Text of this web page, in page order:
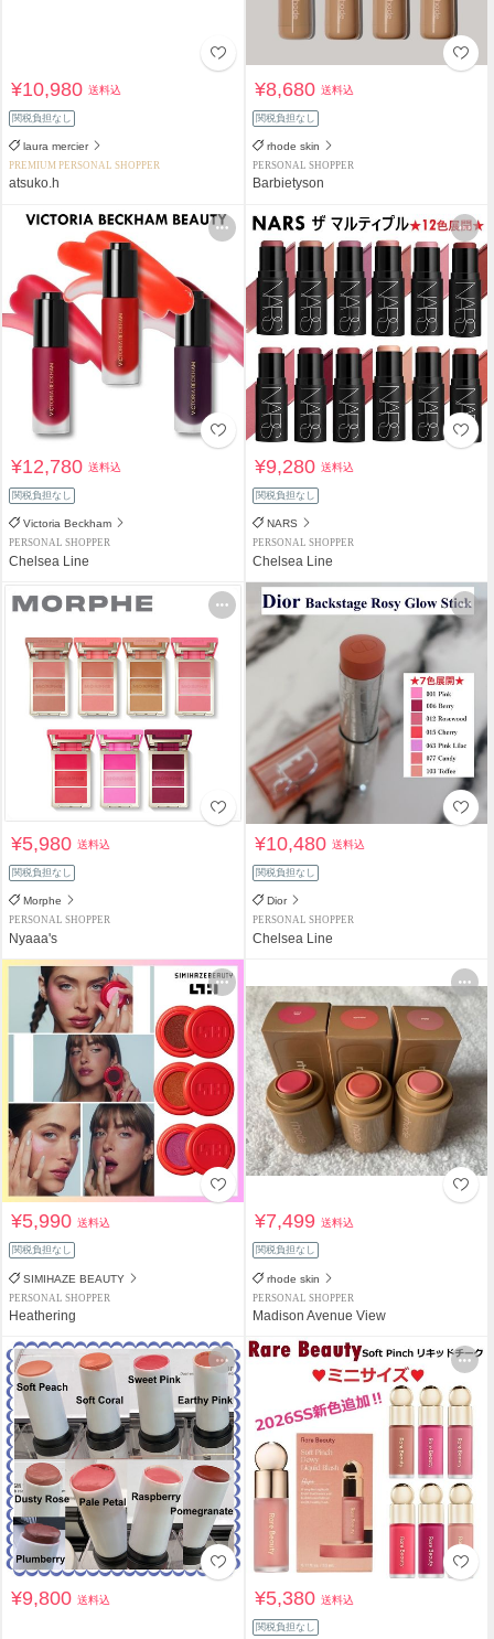
¥10,980送料込
関税負担なし
laura mercier
PREMIUM PERSONAL SHOPPER
atsuko.h
¥8,680送料込
関税負担なし
rhode skin
PERSONAL SHOPPER
Barbietyson
¥12,780送料込
関税負担なし
Victoria Beckham
PERSONAL SHOPPER
Chelsea Line
¥9,280送料込
関税負担なし
NARS
PERSONAL SHOPPER
Chelsea Line
¥5,980送料込
関税負担なし
Morphe
PERSONAL SHOPPER
Nyaaa's
¥10,480送料込
関税負担なし
Dior
PERSONAL SHOPPER
Chelsea Line
¥5,990送料込
関税負担なし
SIMIHAZE BEAUTY
PERSONAL SHOPPER
Heathering
¥7,499送料込
関税負担なし
rhode skin
PERSONAL SHOPPER
Madison Avenue View
¥9,800送料込 ¥5,380送料込
関税負担なし